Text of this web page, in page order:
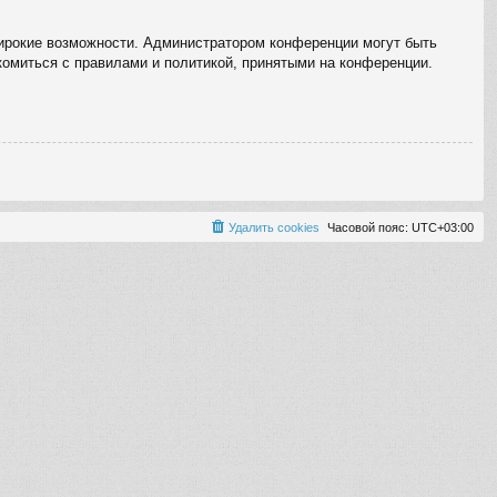
возможности. Администратором конференции могут быть
с правилами и политикой, принятыми на конференции.
Часовой пояс: UTC+03:00
Удалить cookies